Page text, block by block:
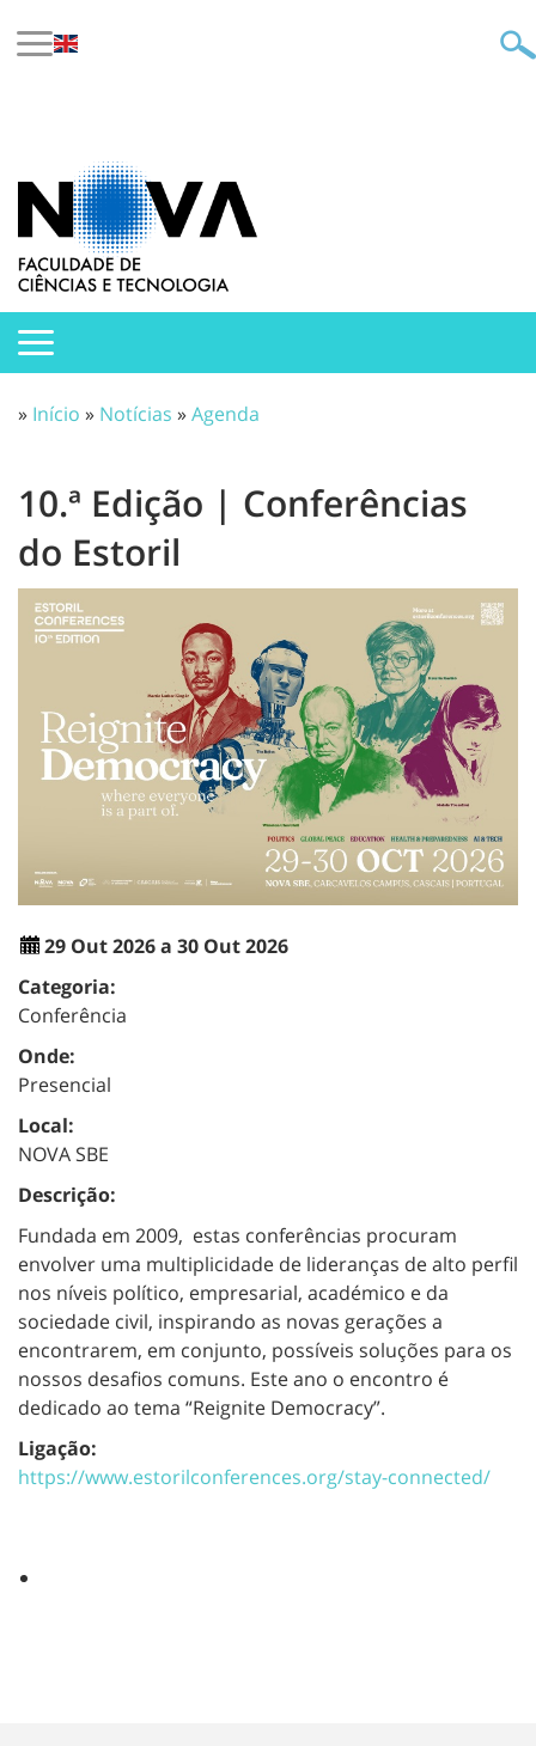
» Início » Notícias »Agenda
10.ª Edição | Conferências
do Estoril
29 Out 2026 a 30 Out 2026
Categoria:
Conferência
Onde:
Presencial
Local:
NOVA SBE
Descrição:
Fundada em 2009, estas conferências procuram
envolver uma multiplicidade de lideranças de alto perfil
nos níveis político, empresarial, académico e da
sociedade civil, inspirando as novas gerações a
encontrarem, em conjunto, possíveis soluções para os
nossos desafios comuns. Este ano o encontro é
dedicado ao tema “Reignite Democracy”.
Ligação:
https://www.estorilconferences.org/stay-connected/